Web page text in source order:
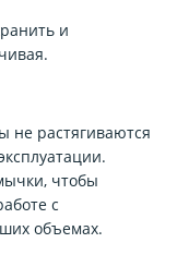
и
не растягиваются
чтобы
с
объемах.